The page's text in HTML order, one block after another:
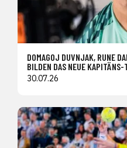
DOMAGOJ DUVNJAK, RUNE
BILDEN DAS NEUE KAPITÄNS-
30.07.26